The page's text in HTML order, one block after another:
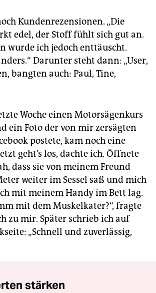
Kundenrezensionen. „Die
edel, der Stoff fühlt sich gut an.
wurde ich jedoch enttäuscht.
Darunter steht dann: „User,
bangten auch: Paul, Tine,
Woche einen Motorsägenkurs
ein Foto der von mir zersägten
postete, kam noch eine
geht’s los, dachte ich. Öffnete
dass sie von meinem Freund
weiter im Sessel saß und mich
mit meinem Handy im Bett lag.
mit dem Muskelkater?“, fragte
zu mir. Später schrieb ich auf
„Schnell und zuverlässig,
stärken